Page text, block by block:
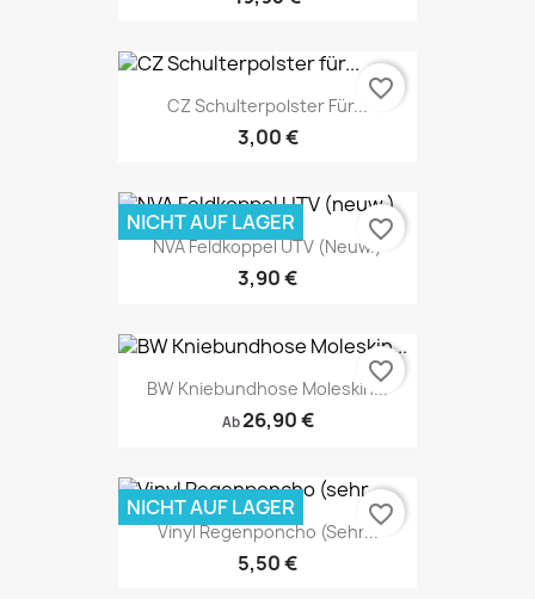
CZ Schulterpolster Für...
3,00 €
favorite_border
NVA Feldkoppel UTV (neuw.)
3,90 €
NICHT AUF LAGER favorite_border
BW Kniebundhose Moleskin...
Ab26,90 €
favorite_border
Vinyl Regenponcho (sehr...
5,50 €
NICHT AUF LAGER favorite_border